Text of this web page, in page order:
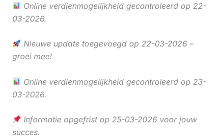
Online verdienmogelijkheid gecontroleerd op 22-
03-2026.
Nieuwe update toegevoegd op 22-03-2026 –
groei mee!
Online verdienmogelijkheid gecontroleerd op 23-
03-2026.
Informatie opgefrist op 25-03-2026 voor jouw
succes.